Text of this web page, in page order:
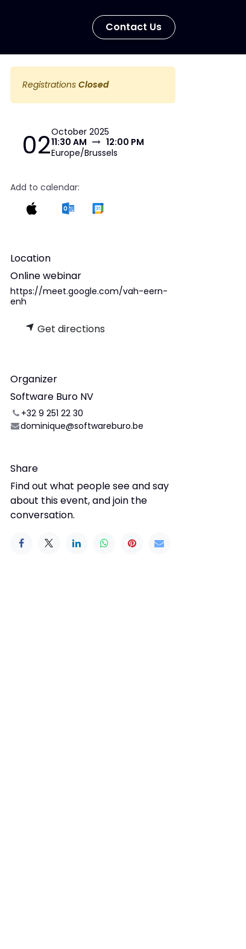
Con​​​​tact Us
Registrations Closed
02October 2025
11:30 AM
12:00 PM
Europe/Brussels
Add to calendar:
Location
Online webinar
https://meet.google.com/vah-eern-
enh
Get directions
Organizer
Software Buro NV
+32 9 251 22 30
dominique@softwareburo.be
Share
Find out what people see and say
about this event, and join the
conversation.